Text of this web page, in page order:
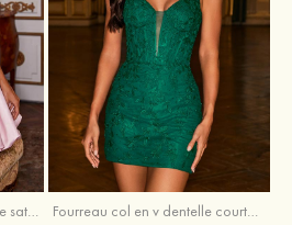
Robe trapèze Robe Princesse satin sans manches courte/mini robe de fête de la rentrée Fourreau col en v dentelle courte/mini robe de fête de la rentré avec perles